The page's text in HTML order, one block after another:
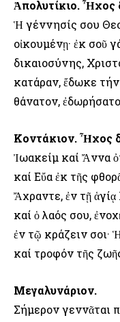
Ἀπολυτίκιο. Ἦχος
Ἡ γέννησίς σου
οἰκουμένῃ· ἐκ σοῦ
δικαιοσύνης,
κατάραν, ἔδωκε
θάνατον,
Κοντάκιον. Ἦχος
Ἰωακείμ καί Ἄννα
καί Εὔα ἐκ τῆς
Ἄχραντε, ἐν τῇ
καί ὁ λαός σου,
ἐν τῷ κράζειν σοι·
καί τροφόν τῆς
Μεγαλυνάριον.
Σήμερον γεννᾶται